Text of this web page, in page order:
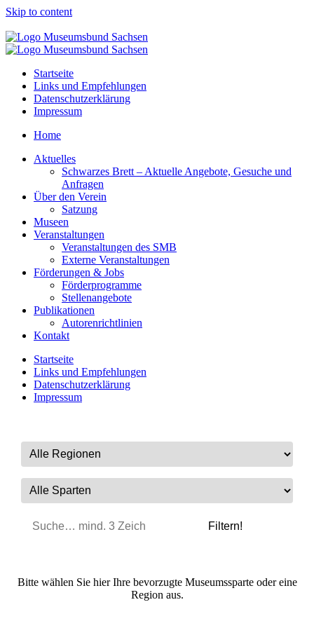
Skip to content
Startseite
Links und Empfehlungen
Datenschutzerklärung
Impressum
Home
Aktuelles
Schwarzes Brett – Aktuelle Angebote, Gesuche und
Anfragen
Über den Verein
Satzung
Museen
Veranstaltungen
Veranstaltungen des SMB
Externe Veranstaltungen
Förderungen & Jobs
Förderprogramme
Stellenangebote
Publikationen
Autorenrichtlinien
Kontakt
Startseite
Links und Empfehlungen
Datenschutzerklärung
Impressum
Bitte wählen Sie hier Ihre bevorzugte Museumssparte oder eine
Region aus.